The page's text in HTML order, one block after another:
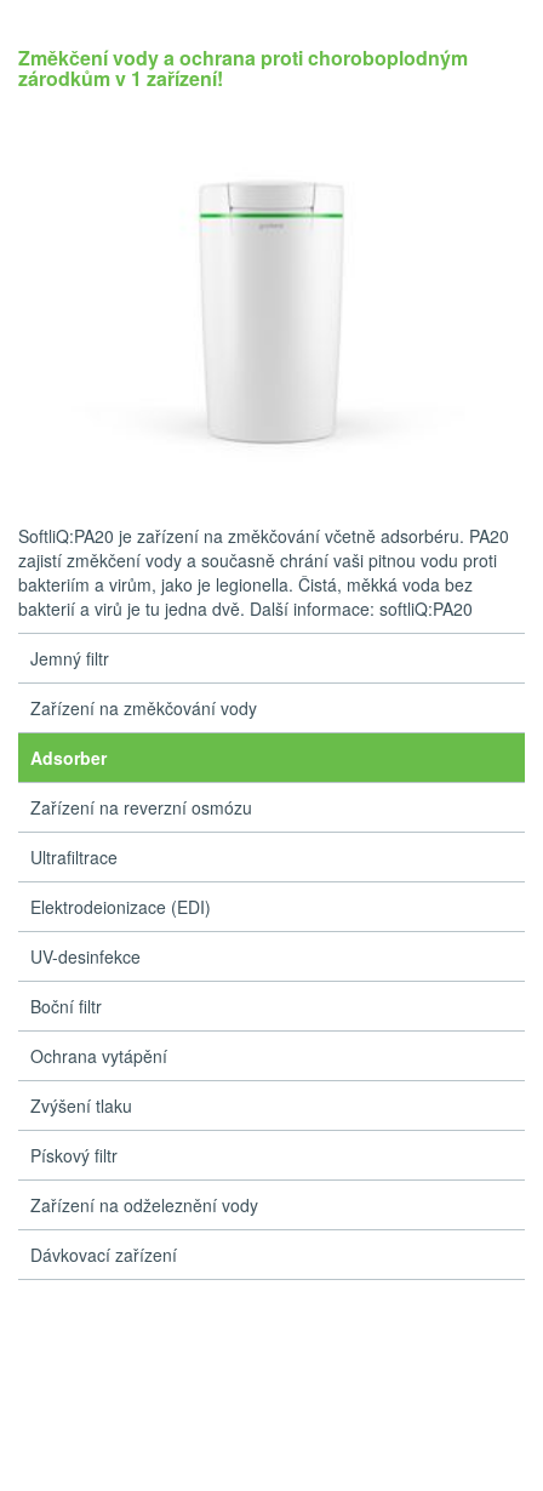
Změkčení vody a ochrana proti choroboplodným
zárodkům v 1 zařízení!
SoftliQ:PA20 je zařízení na změkčování včetně adsorbéru. PA20
zajistí změkčení vody a současně chrání vaši pitnou vodu proti
bakteriím a virům, jako je legionella. Čistá, měkká voda bez
bakterií a virů je tu jedna dvě. Další informace: softliQ:PA20
Jemný filtr
Zařízení na změkčování vody
Adsorber
Zařízení na reverzní osmózu
Ultrafiltrace
Elektrodeionizace (EDI)
UV-desinfekce
Boční filtr
Ochrana vytápění
Zvýšení tlaku
Pískový filtr
Zařízení na odželeznění vody
Dávkovací zařízení